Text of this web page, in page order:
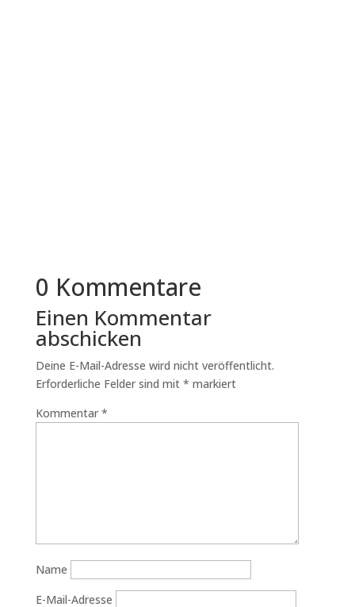
0 Kommentare
Einen Kommentar
abschicken
Deine E-Mail-Adresse wird nicht veröffentlicht.
Erforderliche Felder sind mit * markiert
Kommentar *
Name
E-Mail-Adresse